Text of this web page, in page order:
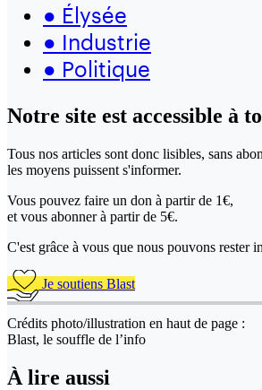
● Élysée
● Industrie
● Politique
Notre site est accessible à
Tous nos articles sont donc lisibles, sans
les moyens puissent s'informer.
Vous pouvez faire un don à partir de 1€,
et vous abonner à partir de 5€.
C'est grâce à vous que nous pouvons rester
Je soutiens Blast
Crédits photo/illustration en haut de page :
Blast, le souffle de l’info
À lire aussi